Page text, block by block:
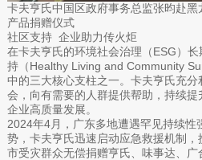
卡夫亨氏中国区政府事务总监张昀赴
产品捐赠仪式
社区支持 企业助力传火炬
在卡夫亨氏的环境社会治理（ESG）
持（Healthy Living and Community
中的三大核心支柱之一。卡夫亨氏充
会，向有需要的人群提供帮助，持续
企业高质量发展。
2024年4月，广东多地遭遇罕见持续性
势，卡夫亨氏迅速启动应急救援机制
市受灾群众无偿捐赠亨氏、味事达、